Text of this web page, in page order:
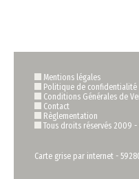
Mentions légales
Politique de confidentialité
Conditions Générales de
Contact
Règlementation
Tous droits réservés 2009 -
Carte grise par internet -